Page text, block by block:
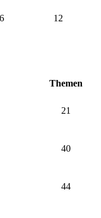
6 12
Themen
21
40
44